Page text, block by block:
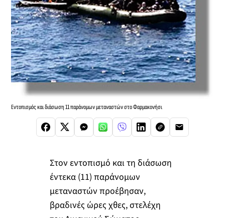
Εντοπισμός και διάσωση 11 παράνομων μεταναστών στο Φαρμακονήσι
Στον εντοπισμό και τη διάσωση
έντεκα (11) παράνομων
μεταναστών προέβησαν,
βραδινές ώρες χθες, στελέχη